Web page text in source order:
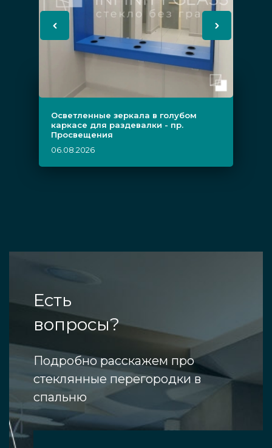
Осветленные зеркала в голубом
каркасе для раздевалки - пр.
Просвещения
06.08.2026
Есть
вопросы?
Подробно расскажем про
стеклянные перегородки в
спальню